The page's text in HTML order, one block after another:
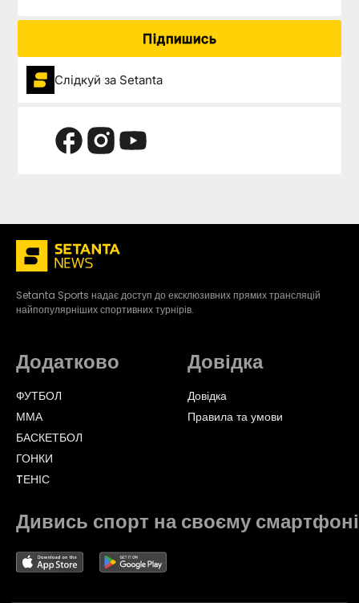
Підпишись
Слідкуй за Setanta
Setanta Sports надає доступ до ексклюзивних прямих трансляцій
найпопулярніших спортивних турнірів.
Додатково
ФУТБОЛ
ММА
БАСКЕТБОЛ
ГОНКИ
TЕНІС
Довідка
Довідка
Правила та умови
Дивись спорт на своєму смартфоні